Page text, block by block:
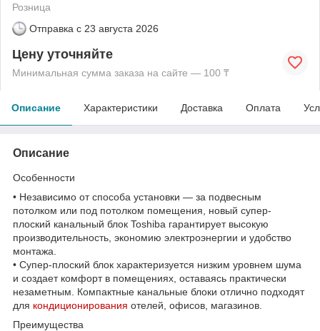
Розница
Отправка с 23 августа 2026
Цену уточняйте
Минимальная сумма заказа на сайте — 100 ₸
Описание Характеристики Доставка Оплата
Описание
Особенности
• Независимо от способа установки — за подвесным
потолком или под потолком помещения, новый супер-
плоский канальный блок Toshiba гарантирует высокую
производительность, экономию электроэнергии и удобство
монтажа.
• Супер-плоский блок характеризуется низким уровнем шума
и создает комфорт в помещениях, оставаясь практически
незаметным. Компактные канальные блоки отлично подходят
для кондиционирования отелей, офисов, магазинов.
Преимущества